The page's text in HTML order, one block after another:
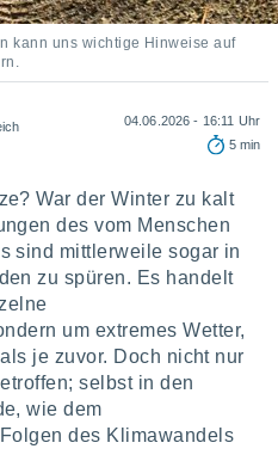
kann uns wichtige Hinweise auf
04.06.2026 - 16:11 Uhr
5 min
War der Winter zu kalt
des vom Menschen
sind mittlerweile sogar in
zu spüren. Es handelt
um extremes Wetter,
je zuvor. Doch nicht nur
selbst in den
wie dem
des Klimawandels